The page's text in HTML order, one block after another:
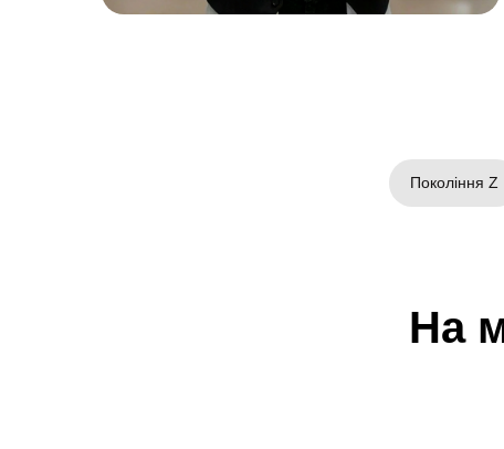
Покоління Z
На